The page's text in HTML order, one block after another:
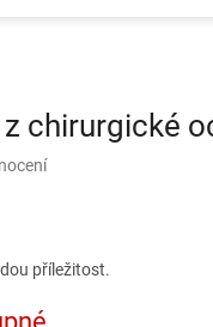
chirurgické
příležitost.